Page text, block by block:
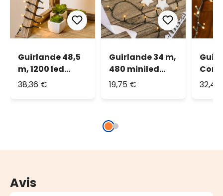
Guirlande 48,5
m, 1200 led
blanc chaud
38,36 €
Guirlande 34 m,
480 miniled
blanc chaud
19,75 €
Avis